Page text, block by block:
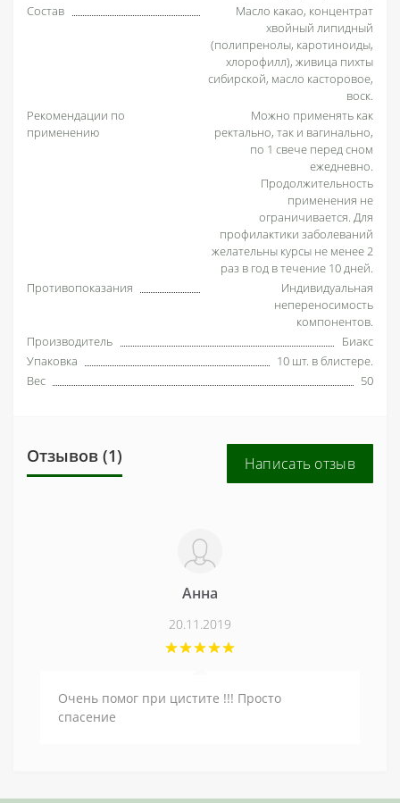
Состав
Масло какао, концентрат
хвойный липидный
(полипренолы, каротиноиды,
хлорофилл), живица пихты
сибирской, масло касторовое,
воск.
Рекомендации по
применению
Можно применять как
ректально, так и вагинально,
по 1 свече перед сном
ежедневно.
Продолжительность
применения не
ограничивается. Для
профилактики заболеваний
желательны курсы не менее 2
раз в год в течение 10 дней.
Противопоказания
Индивидуальная
непереносимость
компонентов.
Производитель
Биакс
Упаковка
10 шт. в блистере.
Вес
50
Отзывов (1) Написать отзыв
Анна
20.11.2019
Очень помог при цистите !!! Просто
спасение